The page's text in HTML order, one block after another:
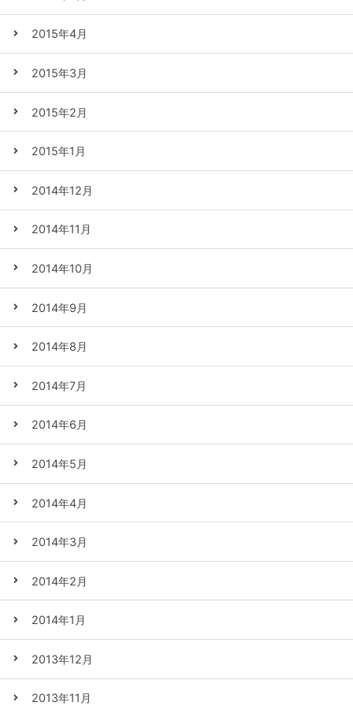
2015年4月
2015年3月
2015年2月
2015年1月
2014年12月
2014年11月
2014年10月
2014年9月
2014年8月
2014年7月
2014年6月
2014年5月
2014年4月
2014年3月
2014年2月
2014年1月
2013年12月
2013年11月